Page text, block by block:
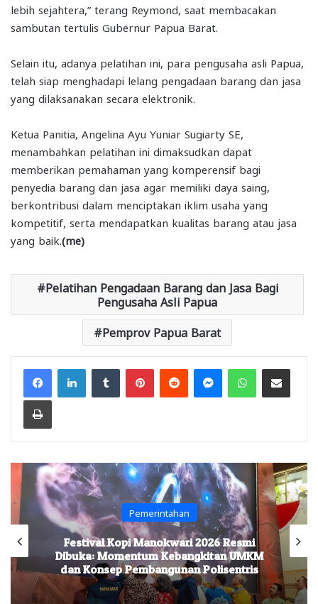
lebih sejahtera,” terang Reymond, saat membacakan
sambutan tertulis Gubernur Papua Barat.
Selain itu, adanya pelatihan ini, para pengusaha asli Papua,
telah siap menghadapi lelang pengadaan barang dan jasa
yang dilaksanakan secara elektronik.
Ketua Panitia, Angelina Ayu Yuniar Sugiarty SE,
menambahkan pelatihan ini dimaksudkan dapat
memberikan pemahaman yang komperensif bagi
penyedia barang dan jasa agar memiliki daya saing,
berkontribusi dalam menciptakan iklim usaha yang
kompetitif, serta mendapatkan kualitas barang atau jasa
yang baik. (me)
Pelatihan Pengadaan Barang dan Jasa Bagi
Pengusaha Asli Papua
Pemprov Papua Barat
FacebookLinkedInTumblr PinterestReddit MessengerWhatsAppShare via Email
Print
Pemerintahan
Festival Kopi Manokwari 2026 Resmi
Dibuka: Momentum Kebangkitan UMKM
dan Konsep Pembangunan Polisentris